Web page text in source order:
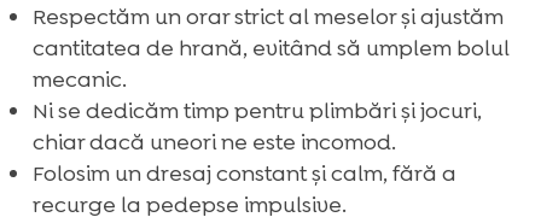
Respectăm un orar strict al meselor și ajustăm
cantitatea de hrană, evitând să umplem bolul
mecanic.
Ni se dedicăm timp pentru plimbări și jocuri,
chiar dacă uneori ne este incomod.
Folosim un dresaj constant și calm, fără a
recurge la pedepse impulsive.